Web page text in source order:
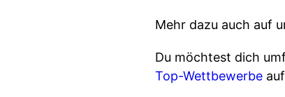
Mehr dazu auch auf
Du möchtest dich
Top-Wettbewerbe